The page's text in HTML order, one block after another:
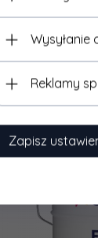
* cena
Wysyłanie
Reklamy
Zapisz